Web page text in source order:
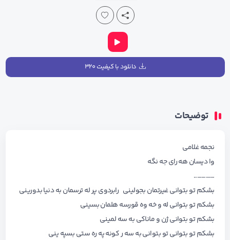
دانلود با کیفیت ۳۲۰
توضیحات
نجمه غلامی
وا دیسان هه رای جه نگه
…………..
بشکم تو بتوانی غیرتمان بجولینی رابردوی پر له ترسمان به دنیا بدورینی
بشکم تو بتوانی له و خه وه قورسه هلمان بسینی
بشکم تو بتوانی ژن و ماناکی به سه لمینی
بشکم تو بتوانی تو بتوانی به سه ر کونه په ره ستی بسپه ینی